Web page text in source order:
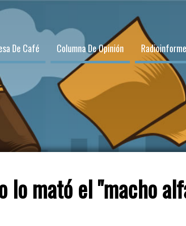
De Café Columna De Opinión
lo mató el "macho